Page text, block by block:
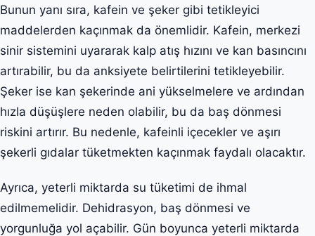
Bunun yanı sıra, kafein ve şeker gibi tetikleyici
maddelerden kaçınmak da önemlidir. Kafein, merkezi
sinir sistemini uyararak kalp atış hızını ve kan basıncını
artırabilir, bu da anksiyete belirtilerini tetikleyebilir.
Şeker ise kan şekerinde ani yükselmelere ve ardından
hızla düşüşlere neden olabilir, bu da baş dönmesi
riskini artırır. Bu nedenle, kafeinli içecekler ve aşırı
şekerli gıdalar tüketmekten kaçınmak faydalı olacaktır.
Ayrıca, yeterli miktarda su tüketimi de ihmal
edilmemelidir. Dehidrasyon, baş dönmesi ve
yorgunluğa yol açabilir. Gün boyunca yeterli miktarda